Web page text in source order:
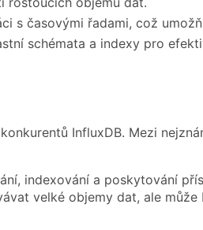
s časovými řadami, což
schémata a indexy pro
InfluxDB. Mezi
indexování a poskytování
velké objemy dat, ale